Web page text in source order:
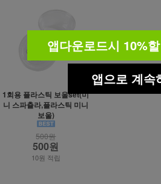
1회용 플라스틱 보울set(미
니 스파츌라,플라스틱 미니
보울)
500원
500원
10원 적립
앱다운로드시 10%
앱으로 계속